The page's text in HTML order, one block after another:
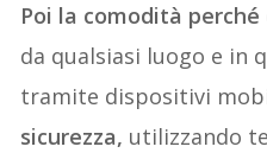
Poi la comodità perché
da qualsiasi luogo e in
tramite dispositivi
sicurezza, utilizzando